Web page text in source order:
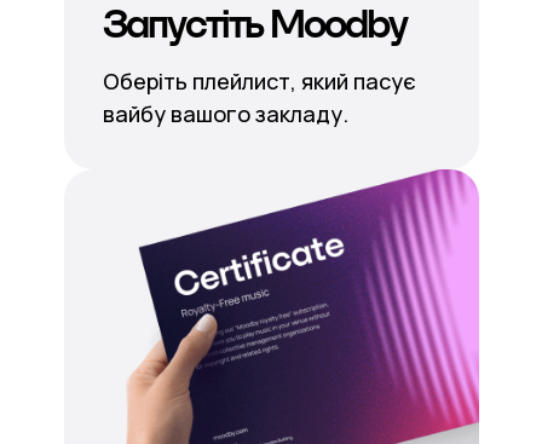
Запустіть Moodby
Оберіть плейлист, який пасує
вайбу вашого закладу.